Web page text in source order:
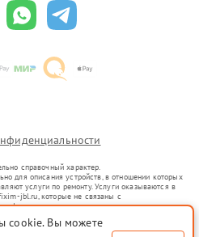
справочный характер.
для описания устройств, в отношении которых
услуги по ремонту. Услуги оказываются в
jbl.ru, которые не связаны с
официальными представителями.
в гражданский оборот в соответствии
cookie. Вы можете